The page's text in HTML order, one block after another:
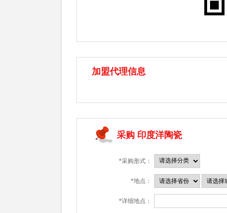
加盟代理信息
采购 印度洋陶瓷
*采购形式：
*地点：
*详细地点：